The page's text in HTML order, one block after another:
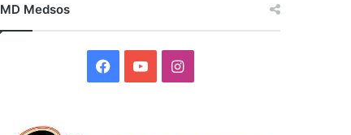
MD Medsos
Facebook
YouTubeInstagram